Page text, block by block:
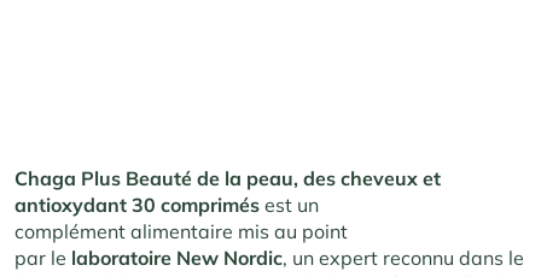
Chaga Plus Beauté de la peau, des cheveux et
antioxydant 30 comprimés est un
complément alimentaire mis au point
par le laboratoire New Nordic, un expert reconnu dans le